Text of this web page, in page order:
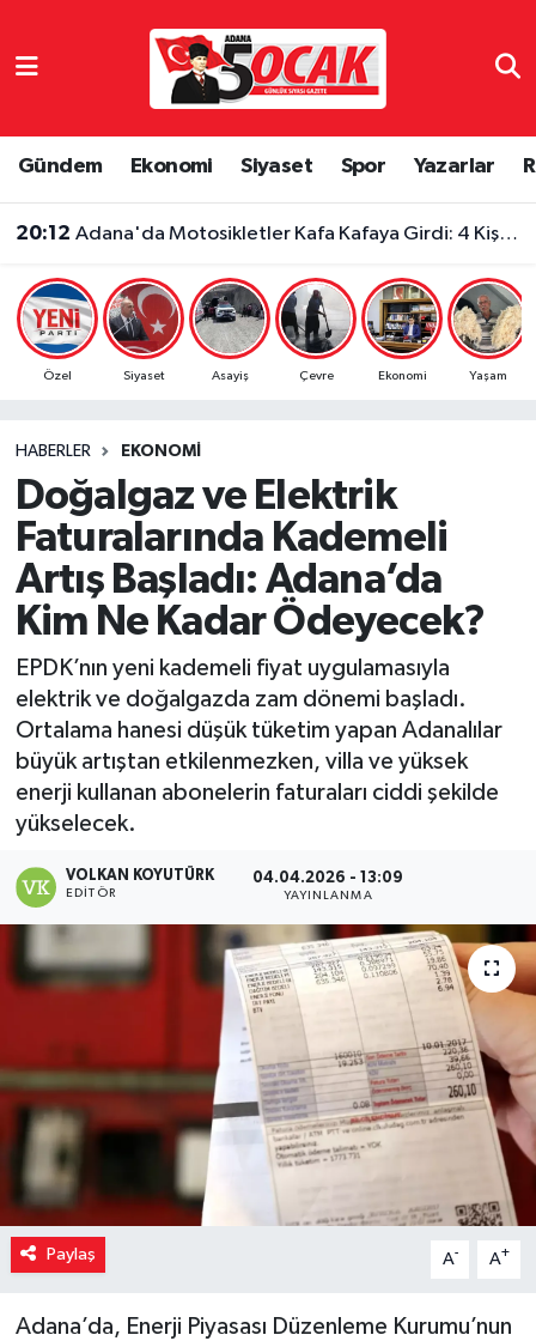
Gündem Ekonomi Siyaset Spor Yazarlar
20:12 Adana'da Motosikletler Kafa Kafaya Girdi: 4 Kişi Yaralandı
Özel Siyaset Asayiş Çevre Ekonomi Yaşam
HABERLER EKONOMI
Doğalgaz ve Elektrik
Faturalarında Kademeli
Artış Başladı: Adana’da
Kim Ne Kadar Ödeyecek?
EPDK’nın yeni kademeli fiyat uygulamasıyla
elektrik ve doğalgazda zam dönemi başladı.
Ortalama hanesi düşük tüketim yapan Adanalılar
büyük artıştan etkilenmezken, villa ve yüksek
enerji kullanan abonelerin faturaları ciddi şekilde
yükselecek.
VOLKAN KOYUTÜRK
EDITÖR
04.04.2026 - 13:09
YAYINLANMA
Paylaş A- A+
Adana’da, Enerji Piyasası Düzenleme Kurumu’nun
Dünya
Eğitim
Gündem
Haber Reklam
Magazin
Özel
Resmi İlanlar
Sağlık
Siyaset
Spor
Yaşam
Yerel Yönetimler
Yurttan
Adana Nöbetçi Eczaneler
Adana Trafik Yoğunluk Haritası
Süper Lig Puan Durumu ve Fikstür
Son Dakika Haberleri
Haber Arşivi